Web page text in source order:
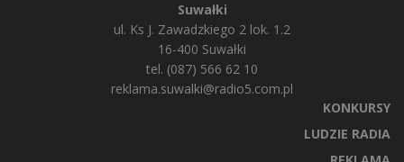
Suwałki
ul. Ks J. Zawadzkiego 2 lok. 1.2
16-400 Suwałki
tel. (087) 566 62 10
reklama.suwalki@radio5.com.pl
KONKURSY
LUDZIE RADIA